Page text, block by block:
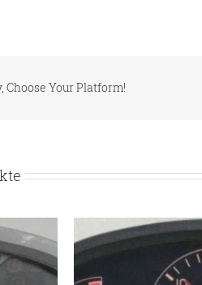
Choose Your Platform!